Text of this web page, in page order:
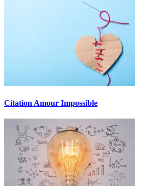
Citation Amour Impossible